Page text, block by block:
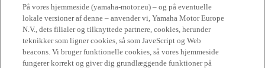
På vores hjemmeside (yamaha-motor.eu) – og på eventuelle
lokale versioner af denne – anvender vi, Yamaha Motor Europe
N.V., dets filialer og tilknyttede partnere, cookies, herunder
teknikker som ligner cookies, så som JaveScript og Web
beacons. Vi bruger funktionelle cookies, så vores hjemmeside
fungerer korrekt og giver dig grundlæggende funktioner på